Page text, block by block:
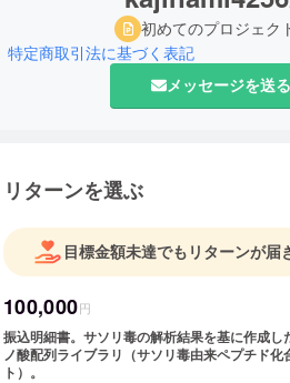
初めてのプロジェク
特定商取引法に基づく表記
メッセージを送る
リターンを選ぶ
目標金額未達でもリターンが届
100,000円
振込明細書。サソリ毒の解析結果を基に作成し
ノ酸配列ライブラリ（サソリ毒由来ペプチド
ト）。